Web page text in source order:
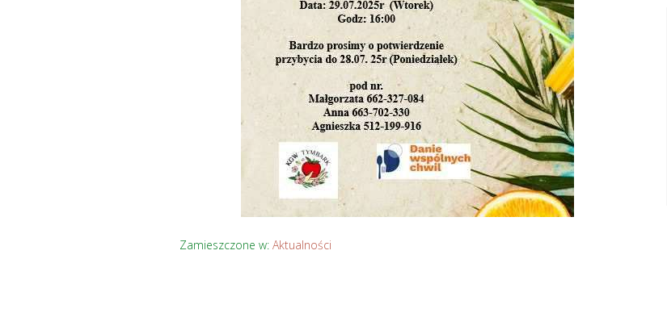
Zamieszczone w: Aktualności